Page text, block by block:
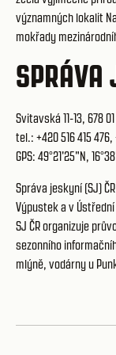
významných lokalit
mokřady
SPRÁVA
Svitavská 11-13, 678
tel.: +420 516 415 476,
GPS: 49°21'25"N,
Správa jeskyní (SJ)
Výpustek a v
SJ ČR organizuje
sezonního
mlýně, vodárny u